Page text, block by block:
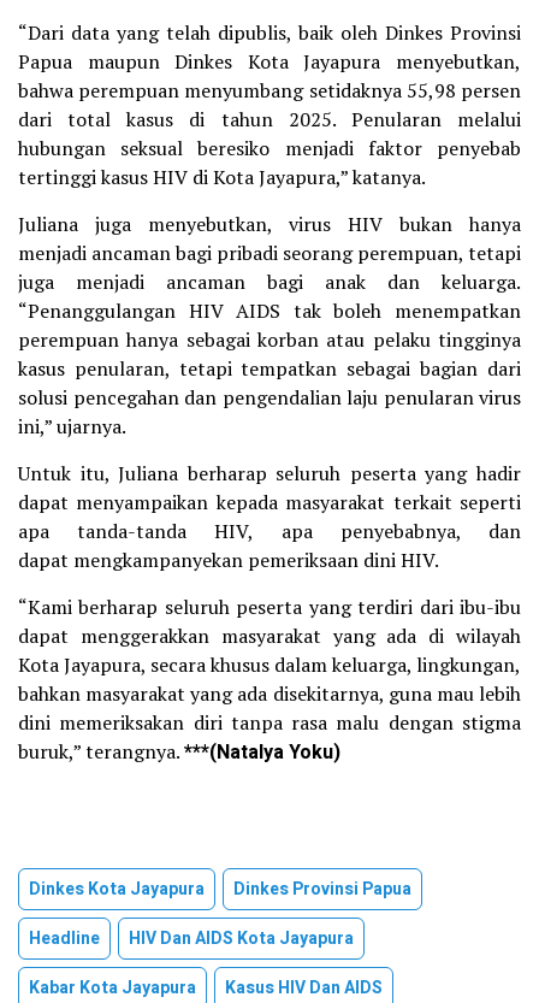
“Dari data yang telah dipublis, baik oleh Dinkes Provinsi
Papua maupun Dinkes Kota Jayapura menyebutkan,
bahwa perempuan menyumbang setidaknya 55,98 persen
dari total kasus di tahun 2025. Penularan melalui
hubungan seksual beresiko menjadi faktor penyebab
tertinggi kasus HIV di Kota Jayapura,” katanya.
Juliana juga menyebutkan, virus HIV bukan hanya
menjadi ancaman bagi pribadi seorang perempuan, tetapi
juga menjadi ancaman bagi anak dan keluarga.
“Penanggulangan HIV AIDS tak boleh menempatkan
perempuan hanya sebagai korban atau pelaku tingginya
kasus penularan, tetapi tempatkan sebagai bagian dari
solusi pencegahan dan pengendalian laju penularan virus
ini,” ujarnya.
Untuk itu, Juliana berharap seluruh peserta yang hadir
dapat menyampaikan kepada masyarakat terkait seperti
apa tanda-tanda HIV, apa penyebabnya, dan
dapat mengkampanyekan pemeriksaan dini HIV.
“Kami berharap seluruh peserta yang terdiri dari ibu-ibu
dapat menggerakkan masyarakat yang ada di wilayah
Kota Jayapura, secara khusus dalam keluarga, lingkungan,
bahkan masyarakat yang ada disekitarnya, guna mau lebih
dini memeriksakan diri tanpa rasa malu dengan stigma
buruk,” terangnya.***(Natalya Yoku)
Dinkes Kota Jayapura
Dinkes Provinsi Papua
Headline
HIV Dan AIDS Kota Jayapura
Kabar Kota Jayapura
Kasus HIV Dan AIDS